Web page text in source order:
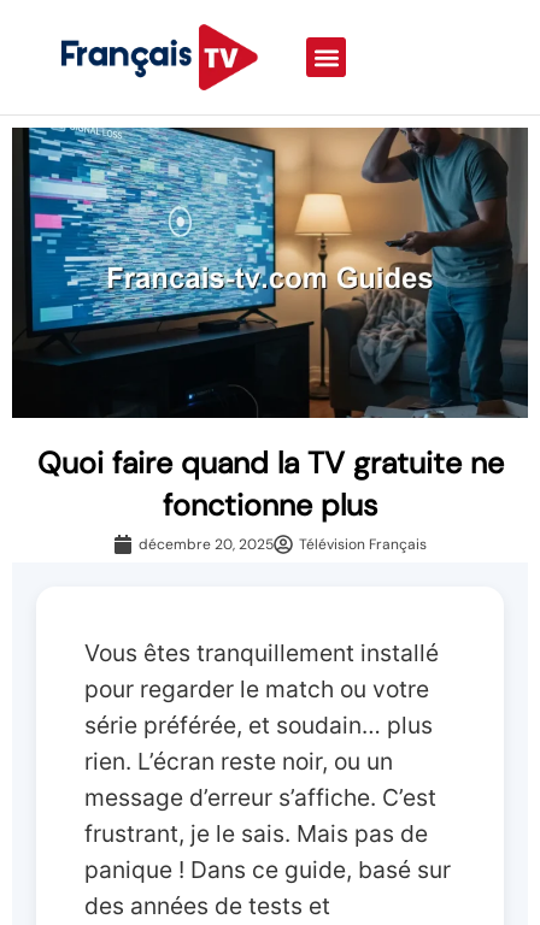
Quoi faire quand la TV gratuite ne
fonctionne plus
décembre 20, 2025 Télévision Français
Vous êtes tranquillement installé
pour regarder le match ou votre
série préférée, et soudain… plus
rien. L’écran reste noir, ou un
message d’erreur s’affiche. C’est
frustrant, je le sais. Mais pas de
panique ! Dans ce guide, basé sur
des années de tests et